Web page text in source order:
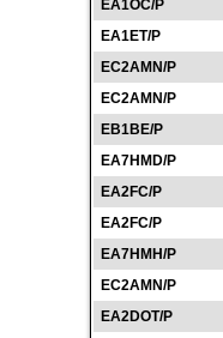
EA1OC/P
EA1ET/P
EC2AMN/P
EC2AMN/P
EB1BE/P
EA7HMD/P
EA2FC/P
EA2FC/P
EA7HMH/P
EC2AMN/P
EA2DOT/P